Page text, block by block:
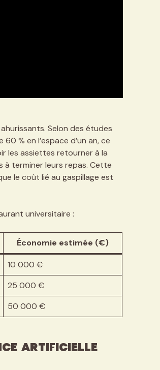
Selon des études
% en l’espace d’un an, ce
les assiettes retourner à la
à terminer leurs repas. Cette
le coût lié au gaspillage est
universitaire :
Économie estimée (€)
10 000 €
25 000 €
50 000 €
artificielle